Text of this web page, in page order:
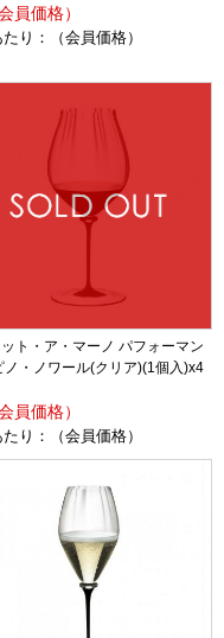
員価格）
り： （会員価格）
ト・ア・マーノ パフォーマン
ノ・ノワール(クリア)(1個入)x4
員価格）
り： （会員価格）